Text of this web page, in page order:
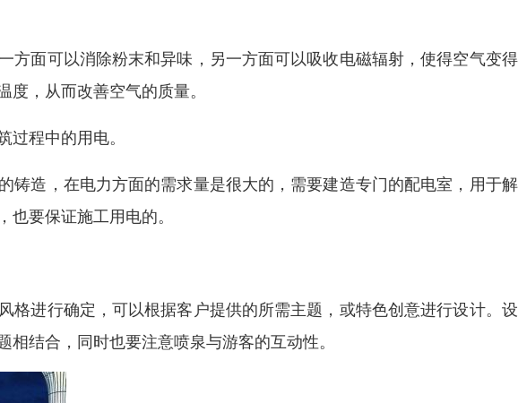
方面可以消除粉末和异味，另一方面可以吸收电磁辐射，使得空气变
，从而改善空气的质量。
程中的用电。
铸造，在电力方面的需求量是很大的，需要建造专门的配电室，用于
要保证施工用电的。
格进行确定，可以根据客户提供的所需主题，或特色创意进行设计。
结合，同时也要注意喷泉与游客的互动性。